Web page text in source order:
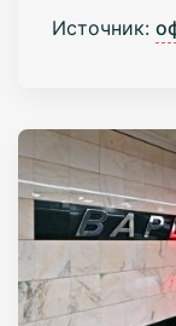
Источник: